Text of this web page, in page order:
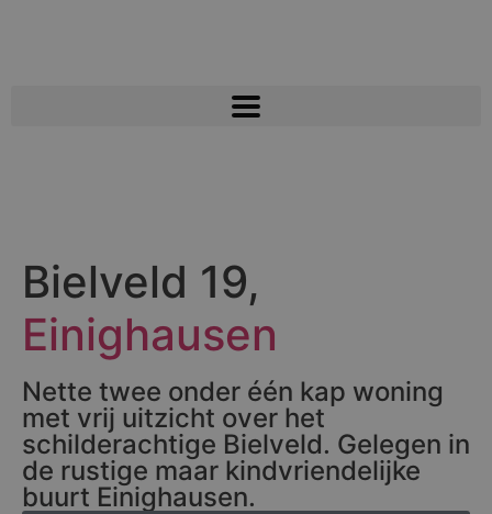
Bielveld 19,
Einighausen
Nette twee onder één kap woning
met vrij uitzicht over het
schilderachtige Bielveld. Gelegen in
de rustige maar kindvriendelijke
buurt Einighausen.